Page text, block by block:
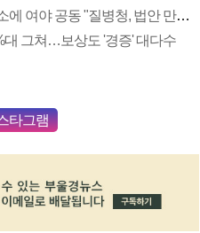
백신 피해자 국감장 눈물의 호소에 여야 공동 "질병청, 법안 만들면 따르라"
대 그쳐…보상도 '경증' 대다수
타그램